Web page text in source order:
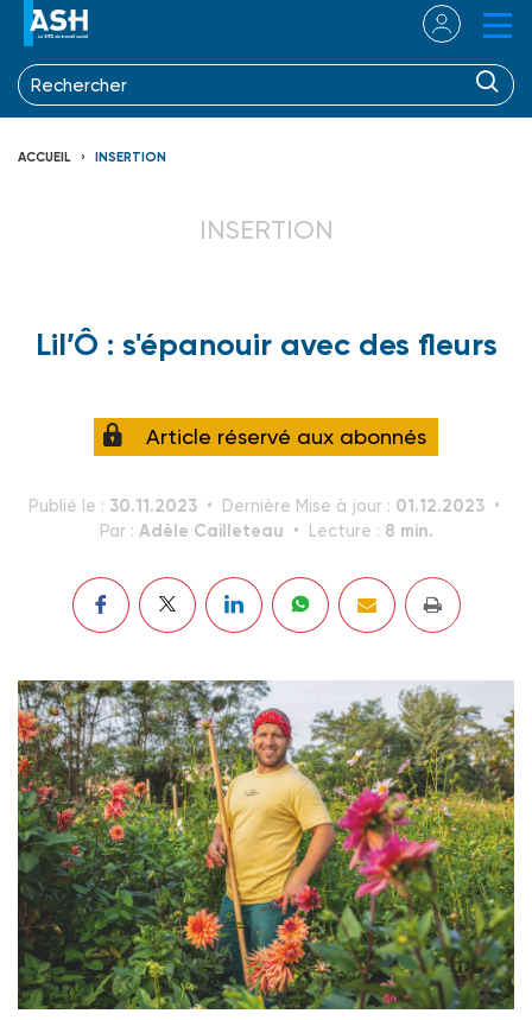
ACCUEIL INSERTION
INSERTION
Lil’Ô : s'épanouir avec des fleurs
Article réservé aux abonnés
Publié le : 30.11.2023 Dernière Mise à jour : 01.12.2023
Par : Adèle Cailleteau Lecture : 8 min.